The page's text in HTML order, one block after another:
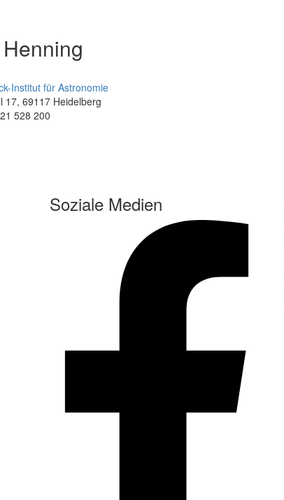
Institut für Astronomie
17, 69117 Heidelberg
528 200
Soziale Medien